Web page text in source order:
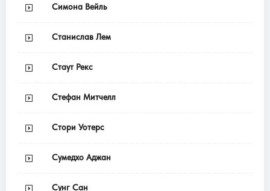
Симона Вейль
Станислав Лем
Стаут Рекс
Стефан Митчелл
Стори Уотерс
Сумедхо Аджан
Сунг Сан